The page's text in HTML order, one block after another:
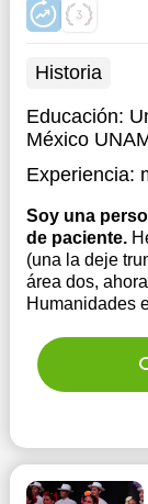
Historia
Educación:
México
Experiencia:
Soy una
de paciente.
(una la deje
área dos,
Humanidades